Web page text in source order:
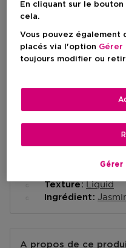
AJOUTER
Livraison à domicile
Retrait en magasin
Retrait dans un
Selectionner un
Brève description
Texture Liquid
Ingrédient
A propos de ce
En cliquant sur le
cela.
Vous pouvez également
placés via l'option Gérer
toujours modifier ou
Gérer